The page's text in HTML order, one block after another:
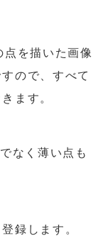
を描いた画像
ので、すべて
ます。
なく薄い点も
録します。